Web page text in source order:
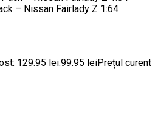
– Nissan Fairlady Z 1:64
129.95 lei.99.95 leiPrețul curent